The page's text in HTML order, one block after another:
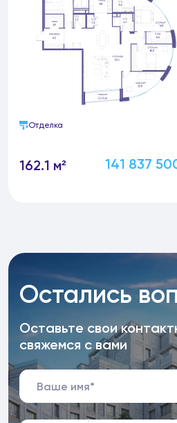
Отделка
162.1 м² 141 837
Остались
Оставьте свои
свяжемся с вами